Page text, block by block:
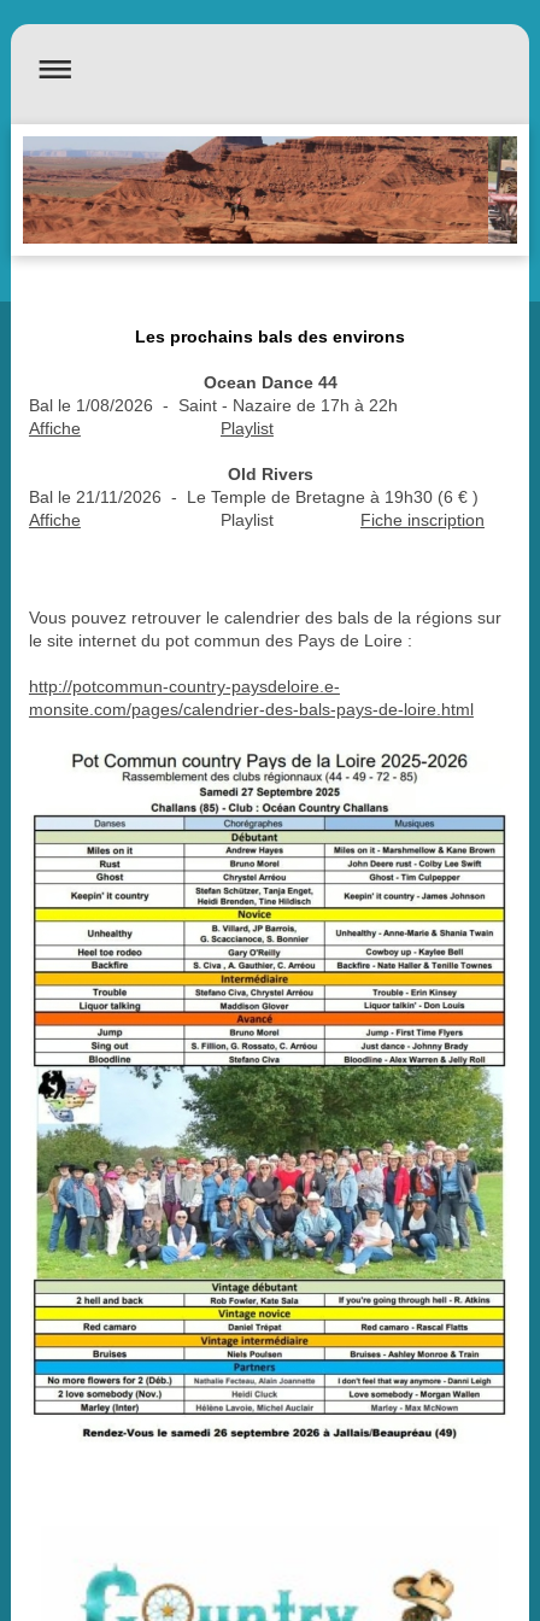
Les prochains bals des environs
Ocean Dance 44
Bal le 1/08/2026 - Saint - Nazaire de 17h à 22h
Affiche
Playlist
Old Rivers
Bal le 21/11/2026 - Le Temple de Bretagne à 19h30 (6 € )
Affiche Playlist Fiche inscription
Vous pouvez retrouver le calendrier des bals de la régions sur
le site internet du pot commun des Pays de Loire :
http://potcommun-country-paysdeloire.e-
monsite.com/pages/calendrier-des-bals-pays-de-loire.html